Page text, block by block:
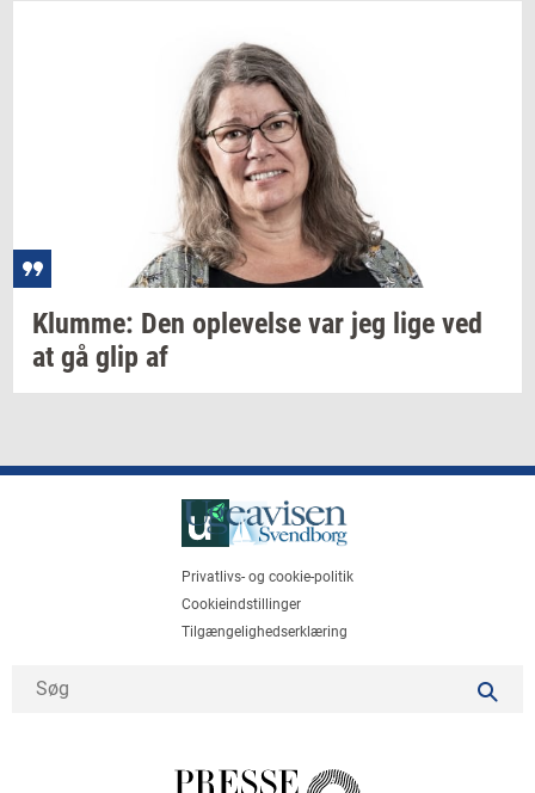
Klum­me: Den op­le­vel­se var jeg lige ved
at gå glip af
Privatlivs- og cookie-politik
Cookieindstillinger
Tilgængelighedserklæring